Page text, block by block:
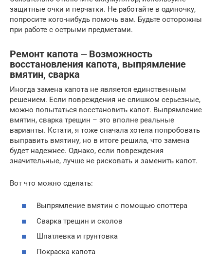
защитные очки и перчатки. Не работайте в одиночку,
попросите кого-нибудь помочь вам. Будьте осторожны
при работе с острыми предметами.
Ремонт капота ⏤ Возможность
восстановления капота, выпрямление
вмятин, сварка
Иногда замена капота не является единственным
решением. Если повреждения не слишком серьезные,
можно попытаться восстановить капот. Выпрямление
вмятин, сварка трещин – это вполне реальные
варианты. Кстати, я тоже сначала хотела попробовать
выправить вмятину, но в итоге решила, что замена
будет надежнее. Однако, если повреждения
значительные, лучше не рисковать и заменить капот.
Вот что можно сделать:
Выпрямление вмятин с помощью споттера
Сварка трещин и сколов
Шпатлевка и грунтовка
Покраска капота